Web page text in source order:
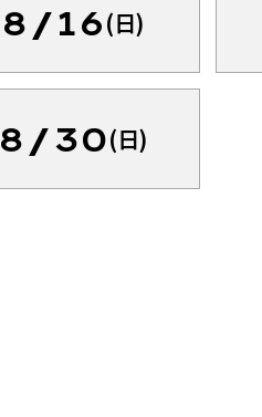
8/16(日)
8/30(日)